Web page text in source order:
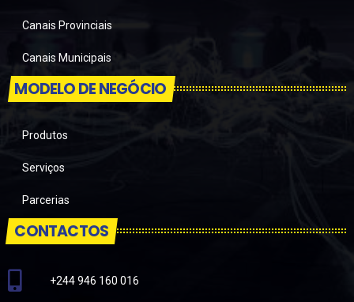
Canais Provinciais
Canais Municipais
MODELO DE NEGÓCIO
Produtos
Serviços
Parcerias
CONTACTOS
+244 946 160 016